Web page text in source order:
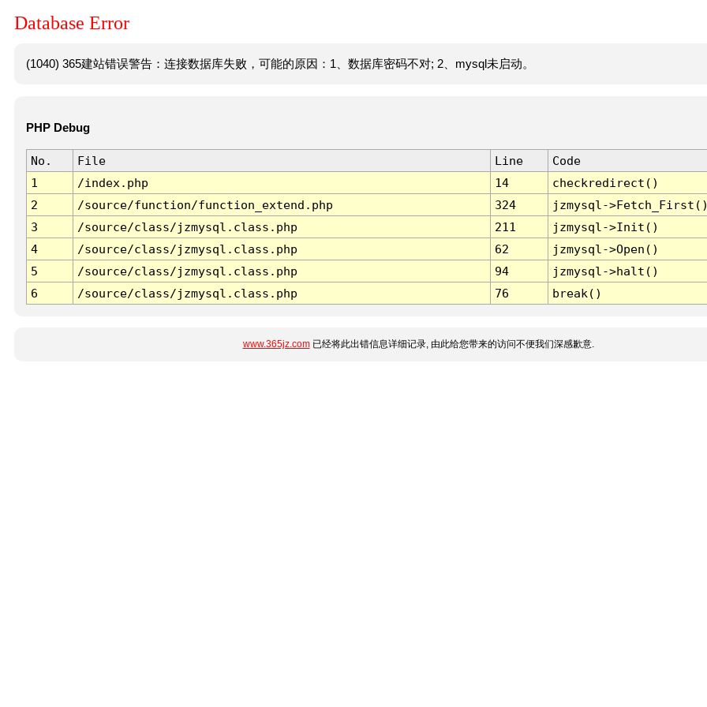
Database Error
(1040) 365建站错误警告：连接数据库失败，可能的原因：1、数据库密码不对; 2、mysql未启动。
PHP Debug
No. File Line
Code
1
/index.php 14
checkredirect()
2
/source/function/function_extend.php 324
jzmysql-
3
/source/class/jzmysql.class.php 211
jzmysql->Init()
4
/source/class/jzmysql.class.php 62
jzmysql->Open()
5
/source/class/jzmysql.class.php 94
jzmysql->halt()
6
/source/class/jzmysql.class.php 76 break()
www.365jz.com已经将此出错信息详细记录, 由此给您带来的访问不便我们深感歉意.